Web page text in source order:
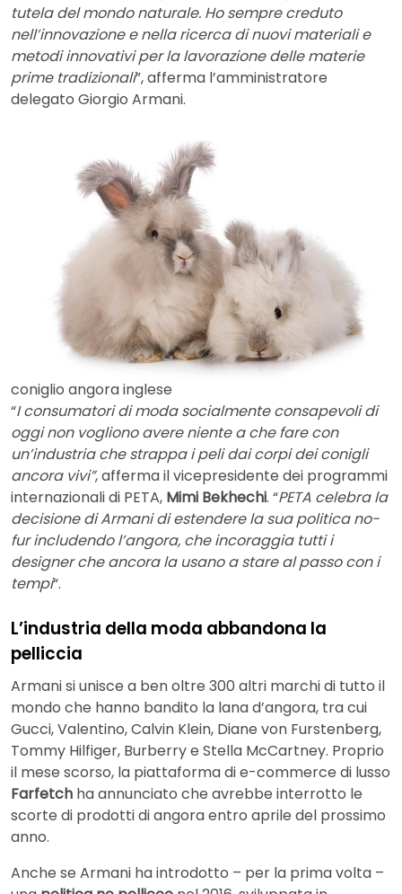
tutela del mondo naturale. Ho sempre creduto
nell’innovazione e nella ricerca di nuovi materiali e
metodi innovativi per la lavorazione delle materie
prime tradizionali”, afferma l’amministratore
delegato Giorgio Armani.
coniglio angora inglese
“I consumatori di moda socialmente consapevoli di
oggi non vogliono avere niente a che fare con
un’industria che strappa i peli dai corpi dei conigli
ancora vivi”, afferma il vicepresidente dei programmi
internazionali di PETA, Mimi Bekhechi. “PETA celebra la
decisione di Armani di estendere la sua politica no-
fur includendo l’angora, che incoraggia tutti i
designer che ancora la usano a stare al passo con i
tempi“.
L’industria della moda abbandona la
pelliccia
Armani si unisce a ben oltre 300 altri marchi di tutto il
mondo che hanno bandito la lana d’angora, tra cui
Gucci, Valentino, Calvin Klein, Diane von Furstenberg,
Tommy Hilfiger, Burberry e Stella McCartney. Proprio
il mese scorso, la piattaforma di e-commerce di lusso
Farfetch ha annunciato che avrebbe interrotto le
scorte di prodotti di angora entro aprile del prossimo
anno.
Anche se Armani ha introdotto – per la prima volta –